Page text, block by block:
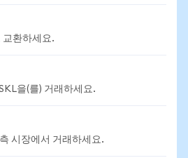
교환하세요.
을(를) 거래하세요.
시장에서 거래하세요.